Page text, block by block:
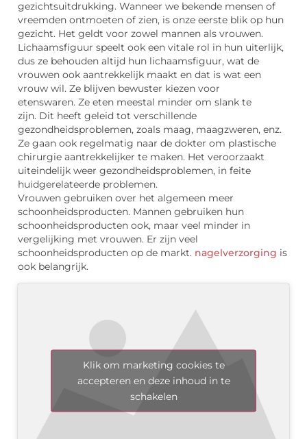
gezichtsuitdrukking. Wanneer we bekende mensen of
vreemden ontmoeten of zien, is onze eerste blik op hun
gezicht. Het geldt voor zowel mannen als vrouwen.
Lichaamsfiguur speelt ook een vitale rol in hun uiterlijk,
dus ze behouden altijd hun lichaamsfiguur, wat de
vrouwen ook aantrekkelijk maakt en dat is wat een
vrouw wil. Ze blijven bewuster kiezen voor
etenswaren. Ze eten meestal minder om slank te
zijn. Dit heeft geleid tot verschillende
gezondheidsproblemen, zoals maag, maagzweren, enz.
Ze gaan ook regelmatig naar de dokter om plastische
chirurgie aantrekkelijker te maken. Het veroorzaakt
uiteindelijk weer gezondheidsproblemen, in feite
huidgerelateerde problemen.
Vrouwen gebruiken over het algemeen meer
schoonheidsproducten. Mannen gebruiken hun
schoonheidsproducten ook, maar veel minder in
vergelijking met vrouwen. Er zijn veel
schoonheidsproducten op de markt. nagelverzorging is
ook belangrijk.
Klik om marketing cookies te
accepteren en deze inhoud in te
schakelen